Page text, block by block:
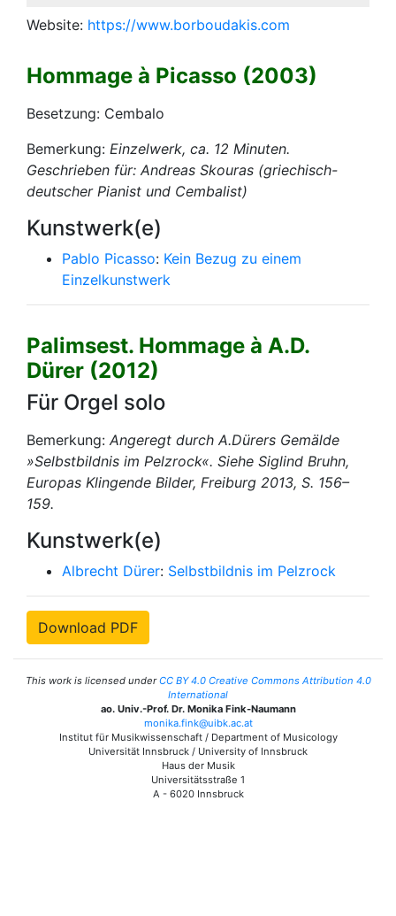
Website: https://www.borboudakis.com
Hommage à Picasso (2003)
Besetzung: Cembalo
Bemerkung: Einzelwerk, ca. 12 Minuten.
Geschrieben für: Andreas Skouras (griechisch-
deutscher Pianist und Cembalist)
Kunstwerk(e)
Pablo Picasso: Kein Bezug zu einem
Einzelkunstwerk
Palimsest. Hommage à A.D.
Dürer (2012)
Für Orgel solo
Bemerkung: Angeregt durch A.Dürers Gemälde
»Selbstbildnis im Pelzrock«. Siehe Siglind Bruhn,
Europas Klingende Bilder, Freiburg 2013, S. 156–
159.
Kunstwerk(e)
Albrecht Dürer: Selbstbildnis im Pelzrock
Download PDF
This work is licensed underCC BY 4.0 Creative Commons Attribution 4.0
International
ao. Univ.-Prof. Dr. Monika Fink-Naumann
monika.fink@uibk.ac.at
Institut für Musikwissenschaft / Department of Musicology
Universität Innsbruck / University of Innsbruck
Haus der Musik
Universitätsstraße 1
A - 6020 Innsbruck